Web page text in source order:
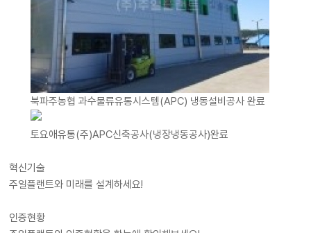
북파주농협 과수물류유통시스템(APC) 냉동설비공사 완료
토요애유통(주)APC신축공사(냉장냉동공사)완료
혁신기술
주일플랜트와 미래를 설계하세요!
인증현황